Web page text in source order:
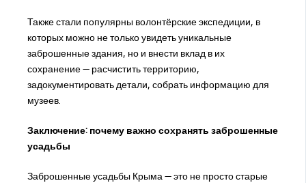
Также стали популярны волонтёрские экспедиции, в
которых можно не только увидеть уникальные
заброшенные здания, но и внести вклад в их
сохранение — расчистить территорию,
задокументировать детали, собрать информацию для
музеев.
Заключение: почему важно сохранять заброшенные
усадьбы
Заброшенные усадьбы Крыма — это не просто старые